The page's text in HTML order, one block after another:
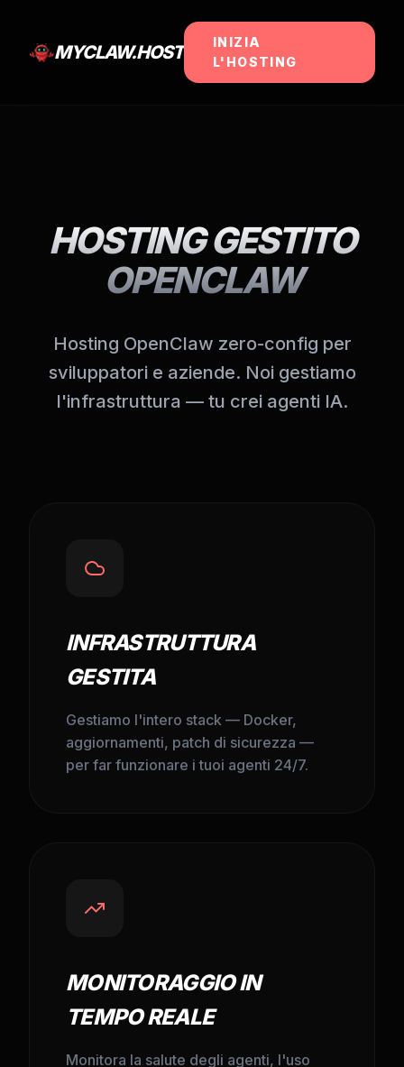
MYCLAW.HOST
INIZIA
L'HOSTING
HOSTING GESTITO
OPENCLAW
Hosting OpenClaw zero-config per
sviluppatori e aziende. Noi gestiamo
l'infrastruttura — tu crei agenti IA.
INFRASTRUTTURA
GESTITA
Gestiamo l'intero stack — Docker,
aggiornamenti, patch di sicurezza —
per far funzionare i tuoi agenti 24/7.
MONITORAGGIO IN
TEMPO REALE
Monitora la salute degli agenti, l'uso